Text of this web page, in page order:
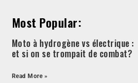
Most Popular:
Moto à hydrogène vs électrique :
et si on se trompait de combat?
Read More »